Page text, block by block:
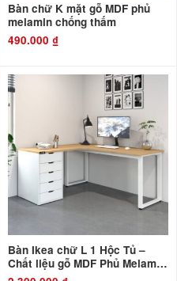
Bàn chữ K mặt gỗ MDF phủ
melamin chống thấm
490.000 ₫
Bàn Ikea chữ L 1 Hộc Tủ –
Chất liệu gỗ MDF Phủ Melamin
Chống Thấm và Chống Xước